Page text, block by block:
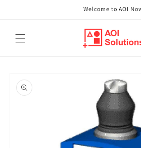
Welcome to AOI